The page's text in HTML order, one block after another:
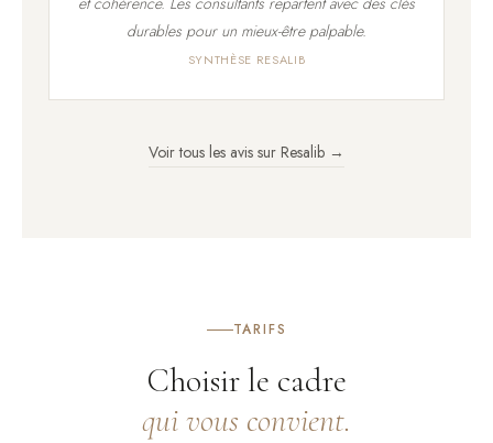
durables pour un mieux-être palpable.
SYNTHÈSE RESALIB
Voir tous les avis sur Resalib →
TARIFS
Choisir le cadre
qui vous convient.